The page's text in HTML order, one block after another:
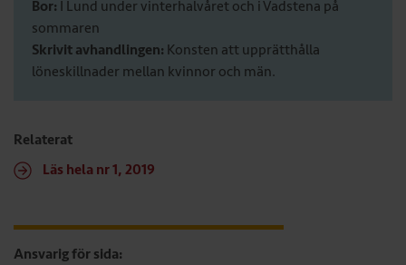
Bor: I Lund under vinterhalvåret och i Vadstena på
sommaren
Skrivit avhandlingen: Konsten att upprätthålla
löneskillnader mellan kvinnor och män.
Relaterat
Läs hela nr 1, 2019
Ansvarig för sida: